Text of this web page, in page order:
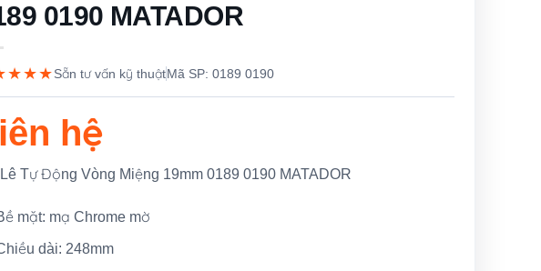
0190 MATADOR
Sẵn tư vấn kỹ thuậtMã SP: 0189 0190
hệ
Tự Động Vòng Miệng 19mm 0189 0190 MATADOR
mặt: mạ Chrome mờ
dài: 248mm